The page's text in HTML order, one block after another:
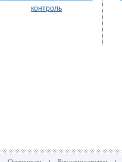
контроль